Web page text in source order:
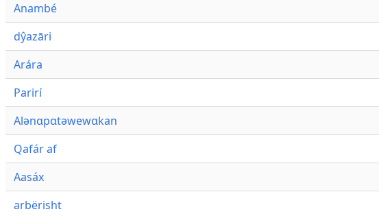
Anambé
dŷazāri
Arára
Parirí
Alənɑpɑtəwewɑkan
Qafár af
Aasáx
arbërisht